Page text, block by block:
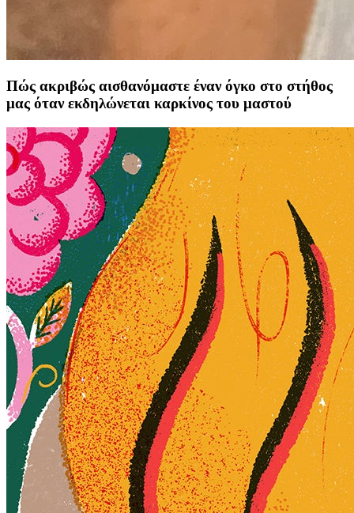
Πώς ακριβώς αισθανόμαστε έναν όγκο στο στήθος
μας όταν εκδηλώνεται καρκίνος του μαστού